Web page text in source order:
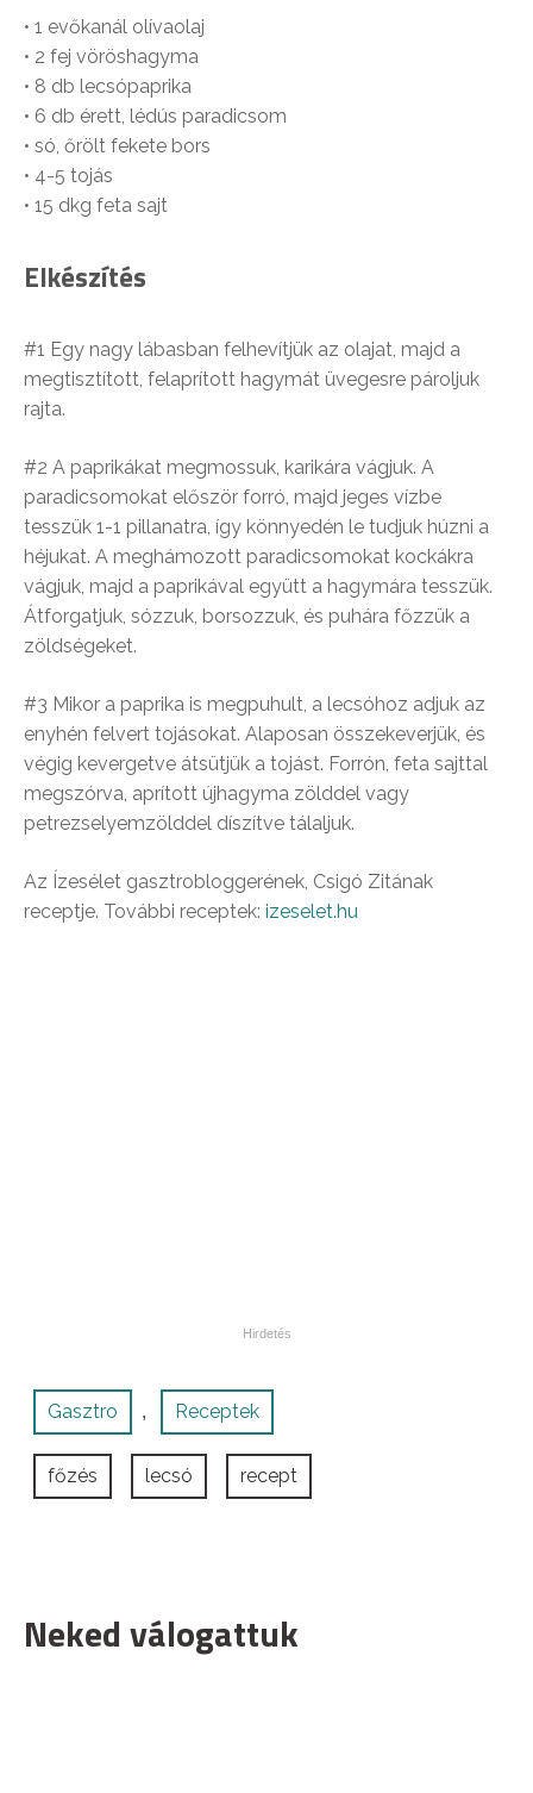
• 1 evőkanál olívaolaj
• 2 fej vöröshagyma
• 8 db lecsópaprika
• 6 db érett, lédús paradicsom
• só, őrölt fekete bors
• 4-5 tojás
• 15 dkg feta sajt
Elkészítés
#1 Egy nagy lábasban felhevítjük az olajat, majd a
megtisztított, felaprított hagymát üvegesre pároljuk
rajta.
#2 A paprikákat megmossuk, karikára vágjuk. A
paradicsomokat először forró, majd jeges vízbe
tesszük 1-1 pillanatra, így könnyedén le tudjuk húzni a
héjukat. A meghámozott paradicsomokat kockákra
vágjuk, majd a paprikával együtt a hagymára tesszük.
Átforgatjuk, sózzuk, borsozzuk, és puhára főzzük a
zöldségeket.
#3 Mikor a paprika is megpuhult, a lecsóhoz adjuk az
enyhén felvert tojásokat. Alaposan összekeverjük, és
végig kevergetve átsütjük a tojást. Forrón, feta sajttal
megszórva, aprított újhagyma zölddel vagy
petrezselyemzölddel díszítve tálaljuk.
Az Ízesélet gasztrobloggerének, Csigó Zitának
receptje. További receptek: izeselet.hu
Gasztro , Receptek
főzés lecsó recept
Neked válogattuk